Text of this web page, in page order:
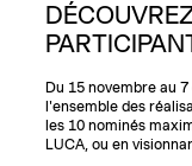
Du 15 novembre au
l'ensemble des
les 10 nominés
LUCA, ou en